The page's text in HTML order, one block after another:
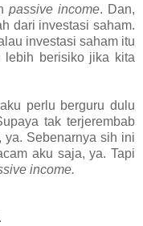
passive income. Dan,
dari investasi saham.
investasi saham itu
lebih berisiko jika kita
perlu berguru dulu
tak terjerembab
ya. Sebenarnya sih ini
aku saja, ya. Tapi
income.